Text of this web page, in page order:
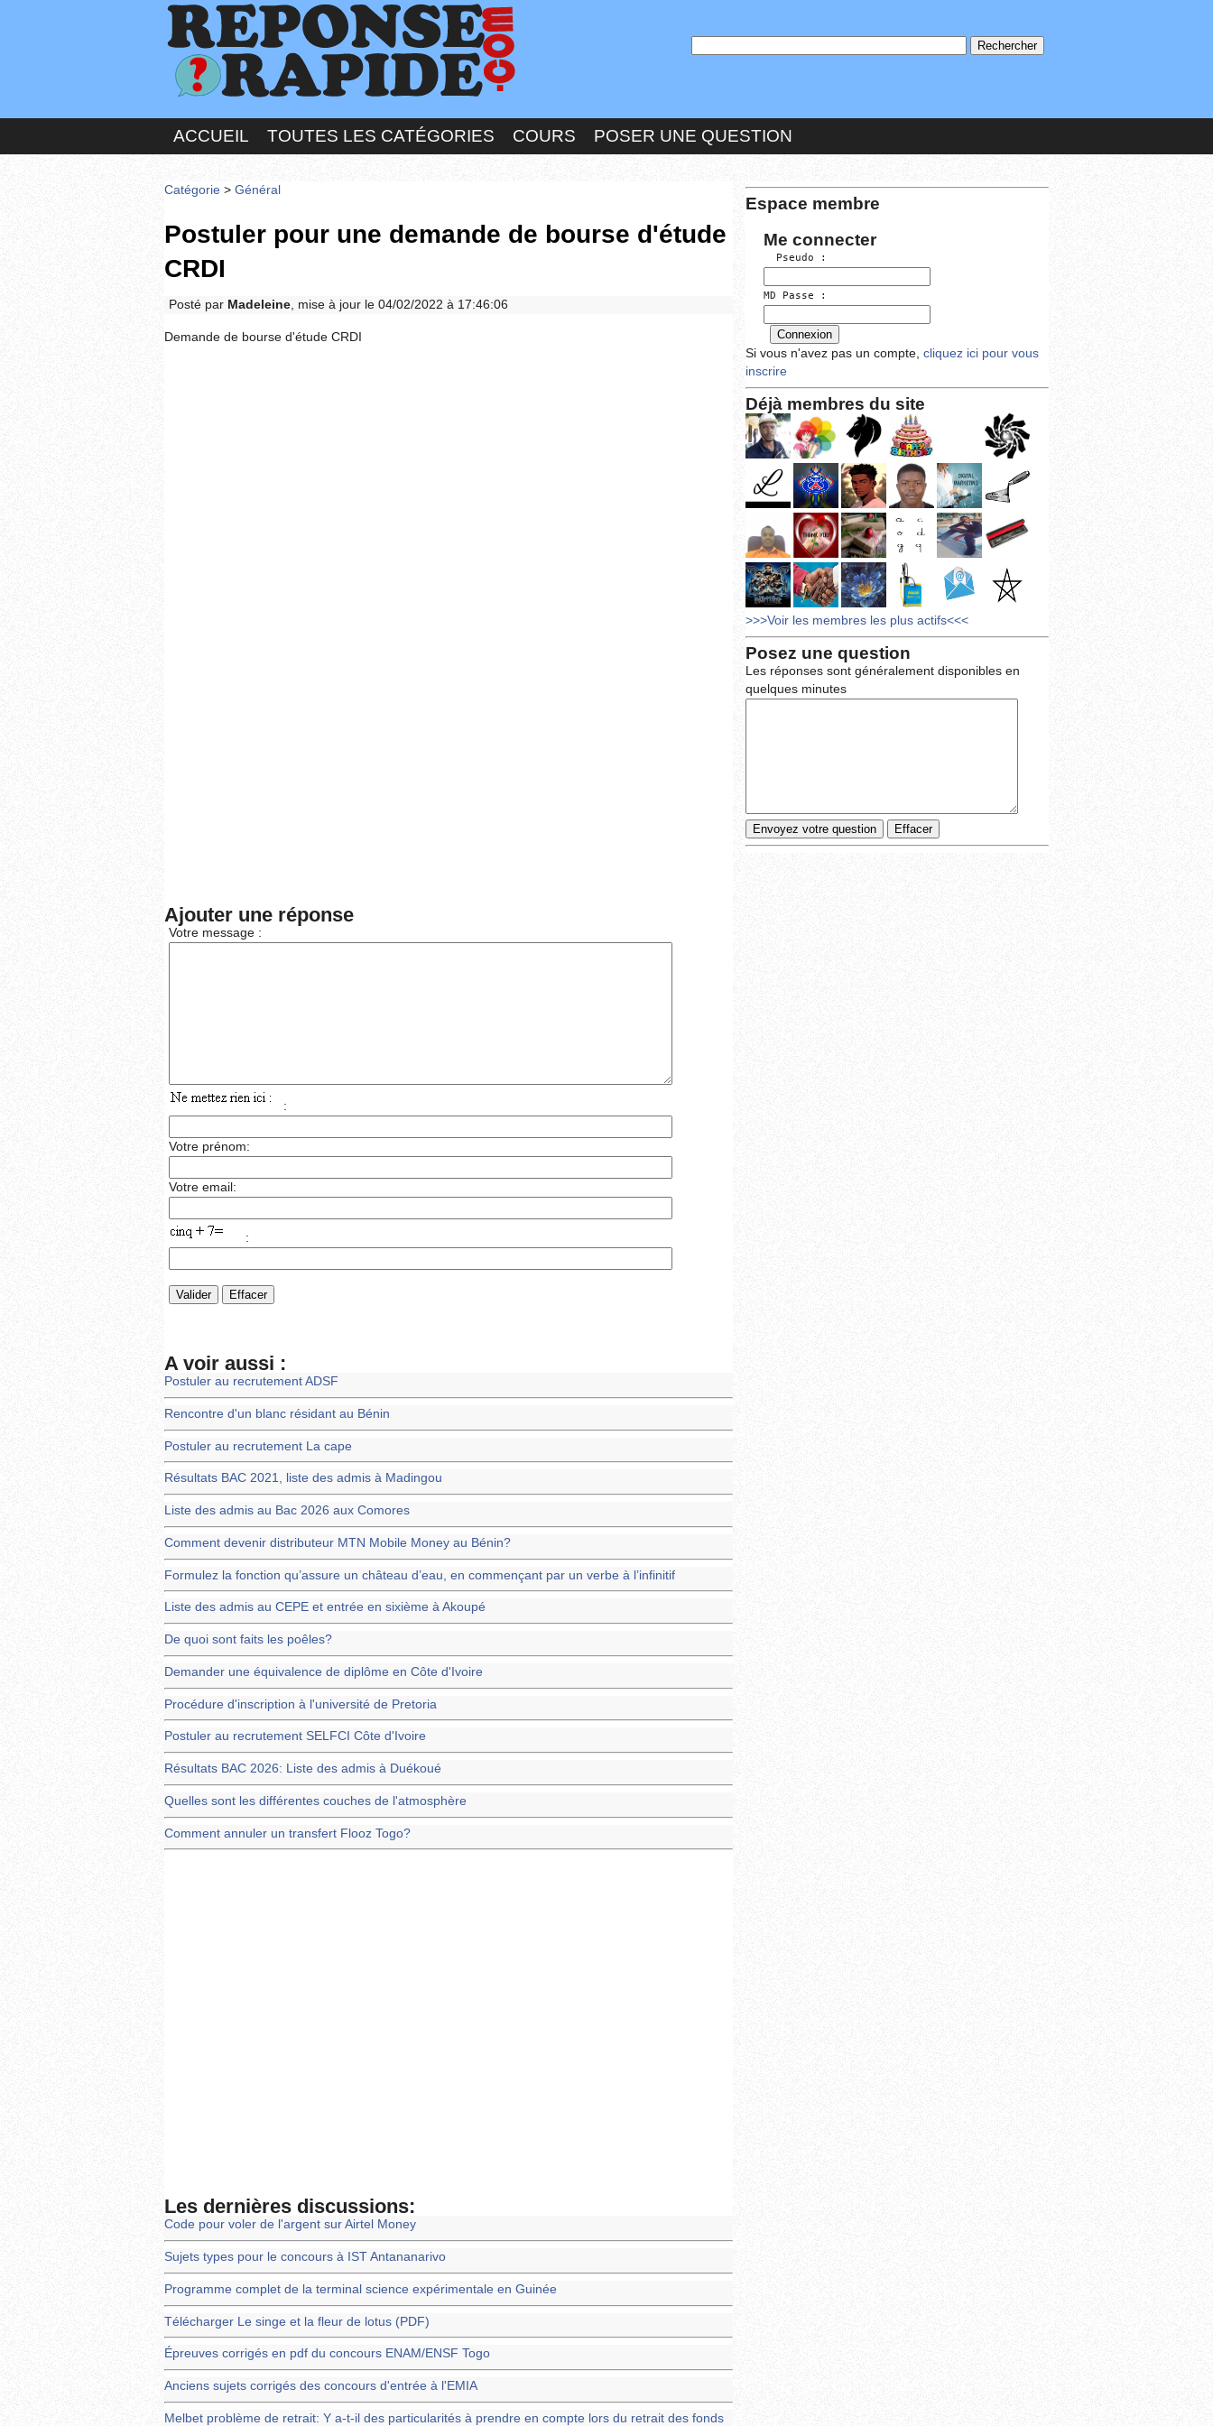
ACCUEIL TOUTES LES CATÉGORIES COURS POSER UNE QUESTION
Catégorie > Général
Postuler pour une demande de bourse d'étude
CRDI
Posté par Madeleine , mise à jour le 04/02/2022 à 17:46:06
Demande de bourse d'étude CRDI
Ajouter une réponse
Votre message :
:
Votre prénom:
Votre email:
:
A voir aussi :
Postuler au recrutement ADSF
Rencontre d'un blanc résidant au Bénin
Postuler au recrutement La cape
Résultats BAC 2021, liste des admis à Madingou
Liste des admis au Bac 2026 aux Comores
Comment devenir distributeur MTN Mobile Money au Bénin?
Formulez la fonction qu’assure un château d’eau, en commençant par un verbe à l’infinitif
Liste des admis au CEPE et entrée en sixième à Akoupé
De quoi sont faits les poêles?
Demander une équivalence de diplôme en Côte d'Ivoire
Procédure d'inscription à l'université de Pretoria
Postuler au recrutement SELFCI Côte d'Ivoire
Résultats BAC 2026: Liste des admis à Duékoué
Quelles sont les différentes couches de l'atmosphère
Comment annuler un transfert Flooz Togo?
Les dernières discussions:
Code pour voler de l'argent sur Airtel Money
Sujets types pour le concours à IST Antananarivo
Programme complet de la terminal science expérimentale en Guinée
Télécharger Le singe et la fleur de lotus (PDF)
Épreuves corrigés en pdf du concours ENAM/ENSF Togo
Anciens sujets corrigés des concours d'entrée à l'EMIA
Melbet problème de retrait: Y a-t-il des particularités à prendre en compte lors du retrait des fonds
Espace membre
Me connecter
  Pseudo :
MD Passe :
Si vous n'avez pas un compte, cliquez ici pour vous
inscrire
Déjà membres du site
>>>Voir les membres les plus actifs<<<
Posez une question
Les réponses sont généralement disponibles en
quelques minutes